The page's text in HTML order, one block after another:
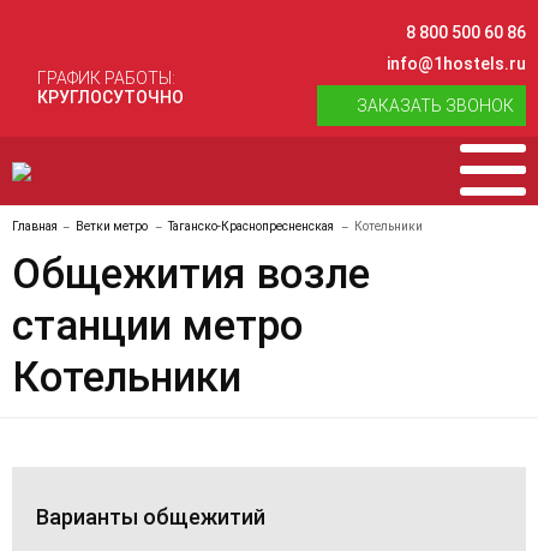
ГРАФИК РАБОТЫ:
КРУГЛОСУТОЧНО
8 800 500 60 86
info@1hostels.ru
ЗАКАЗАТЬ ЗВОНОК
Главная Ветки метро Таганско-Краснопресненская Котельники
Общежития возле
станции метро
Котельники
Варианты общежитий